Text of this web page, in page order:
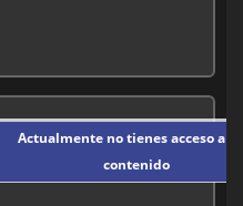
Actualmente no tienes acceso a
contenido